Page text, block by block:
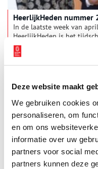
Deze website maakt
We gebruiken cookies
personaliseren, om
en om ons
informatie over uw
partners voor social
partners kunnen deze
HeerlijkHeden nummer
In de laatste week van
HeerlijkHeden is het
Heemstede-Bennebroek
maar wel een bijzondere
van Buuren na 17 jaar
redactiecommissie.